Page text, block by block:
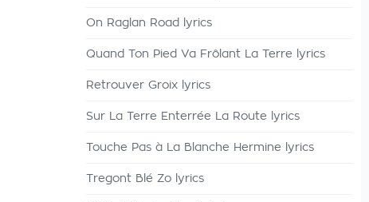
On Raglan Road lyrics
Quand Ton Pied Va Frôlant La Terre lyrics
Retrouver Groix lyrics
Sur La Terre Enterrée La Route lyrics
Touche Pas à La Blanche Hermine lyrics
Tregont Blé Zo lyrics